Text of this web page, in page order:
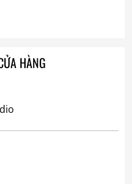
HÀNG